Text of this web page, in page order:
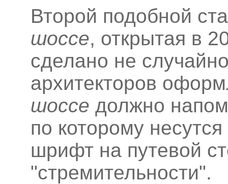
Второй подобной
шоссе, открытая в
сделано не
архитекторов
шоссе должно
по которому
шрифт на путевой
"стремительности".